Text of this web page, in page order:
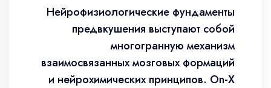
Нейрофизиологические фундаменты
предвкушения выступают собой
многогранную механизм
взаимосвязанных мозговых формаций
и нейрохимических принципов. On-X